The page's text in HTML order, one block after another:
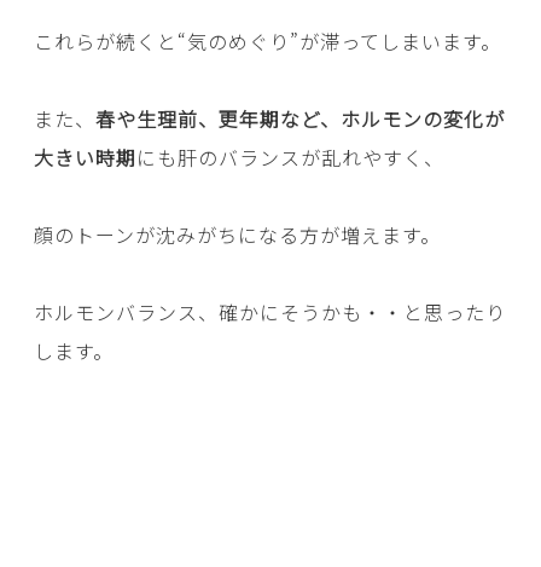
これらが続くと“気のめぐり”が滞ってしまいます。
また、 春や生理前、更年期など、ホルモンの変化が
大きい時期にも肝のバランスが乱れやすく、
顔のトーンが沈みがちになる方が増えます。
ホルモンバランス、確かにそうかも・・と思ったり
します。